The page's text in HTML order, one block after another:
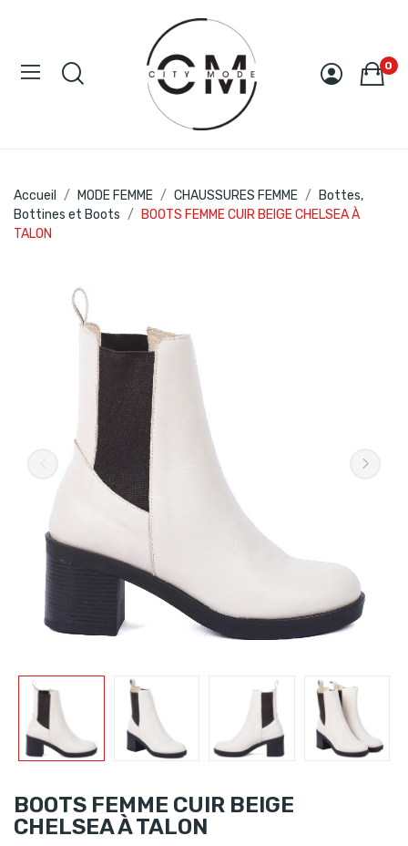
0
Accueil MODE FEMME CHAUSSURES FEMME
Bottes,
Bottines et Boots
BOOTS FEMME CUIR BEIGE CHELSEA À
TALON
BOOTS FEMME CUIR BEIGE
CHELSEA À TALON